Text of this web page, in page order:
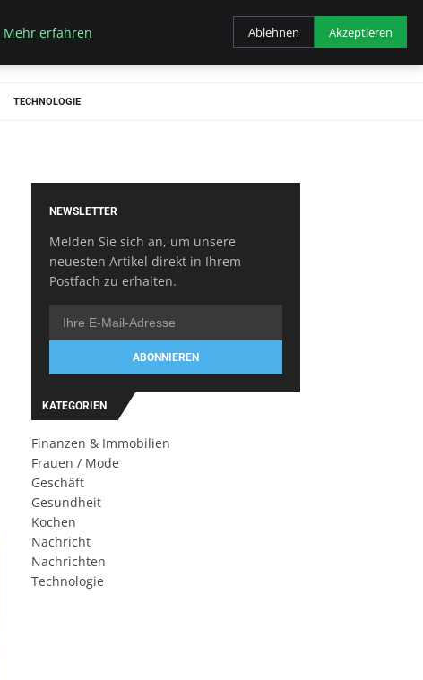
TECHNOLOGIE
NEWSLETTER
Melden Sie sich an, um unsere
neuesten Artikel direkt in Ihrem
Postfach zu erhalten.
ABONNIEREN
KATEGORIEN
Finanzen & Immobilien
Frauen / Mode
Geschäft
Gesundheit
Kochen
Nachricht
Nachrichten
Technologie
Mehr erfahren Ablehnen Akzeptieren